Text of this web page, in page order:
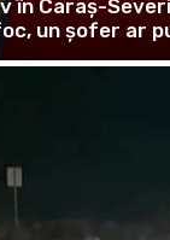
în Caraș-
un șofer ar